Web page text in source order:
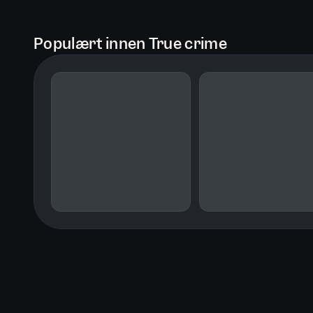
vigil-now-year-old-for/185702261/
Populært innen True crime